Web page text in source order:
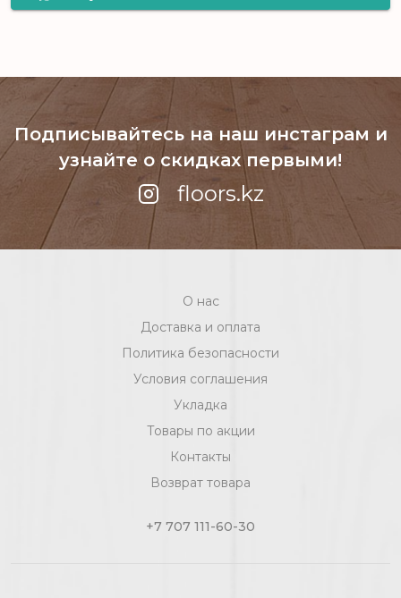
Подписывайтесь на наш инстаграм и
узнайте о скидках первыми!
floors.kz
О нас
Доставка и оплата
Политика безопасности
Условия соглашения
Укладка
Товары по акции
Контакты
Возврат товара
+7 707 111-60-30